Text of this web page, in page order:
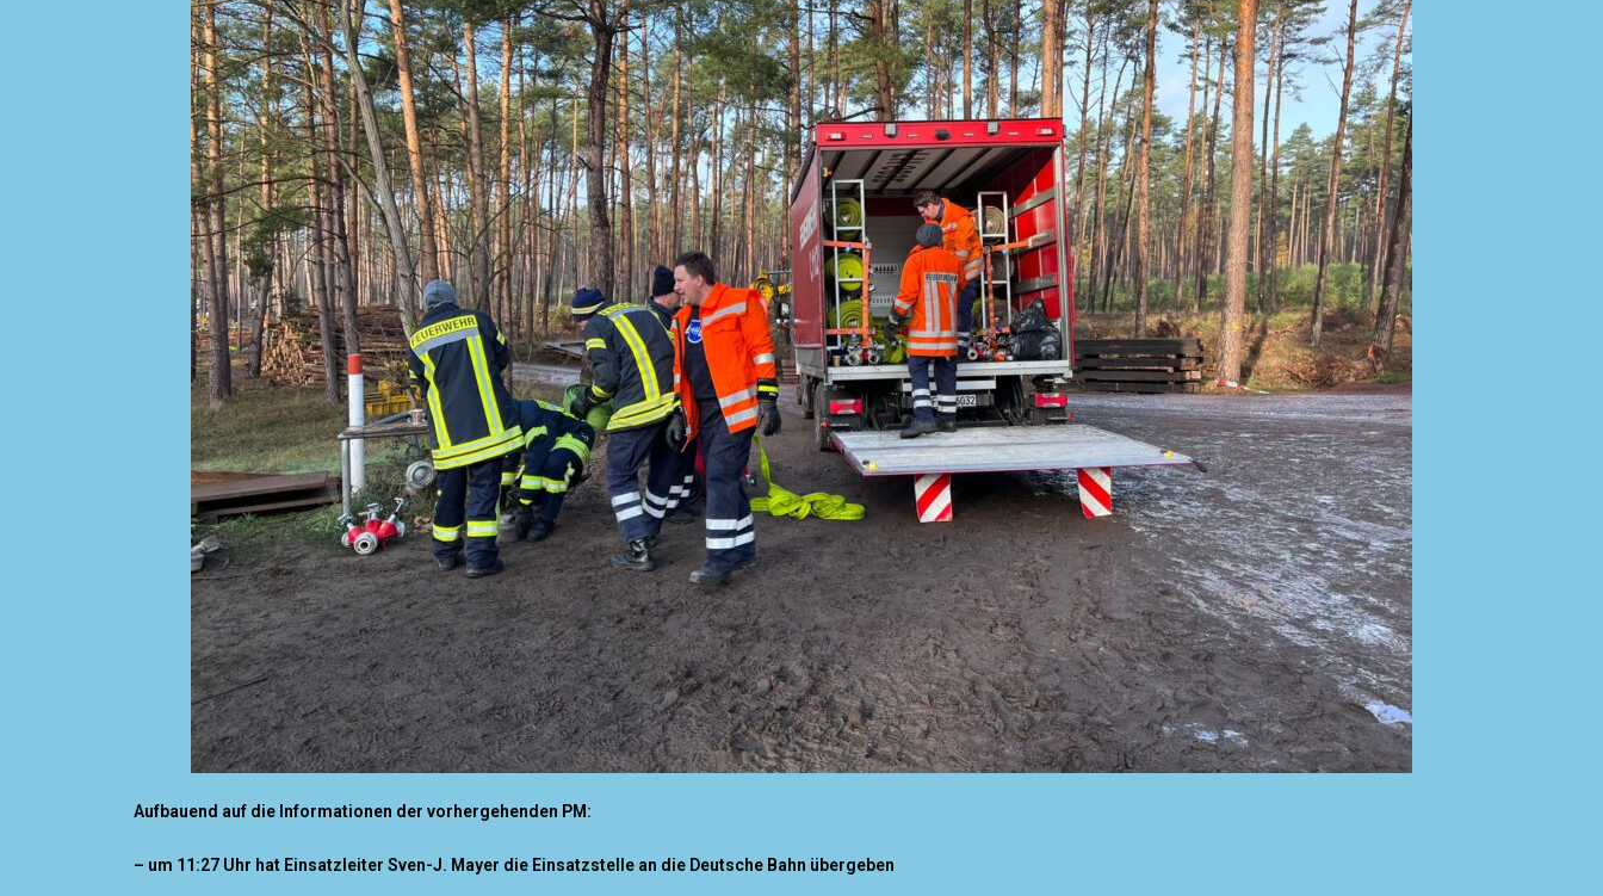
Aufbauend auf die Informationen der vorhergehenden PM:
– um 11:27 Uhr hat Einsatzleiter Sven-J. Mayer die Einsatzstelle an die Deutsche Bahn übergeben